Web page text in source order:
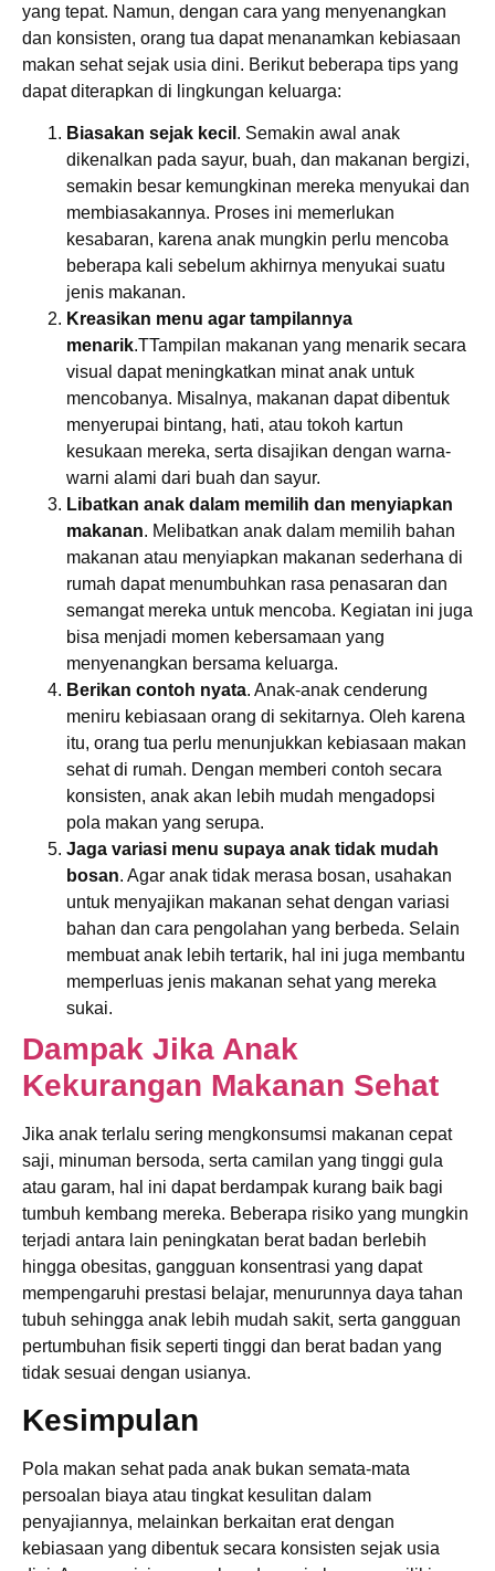
yang tepat. Namun, dengan cara yang menyenangkan
dan konsisten, orang tua dapat menanamkan kebiasaan
makan sehat sejak usia dini. Berikut beberapa tips yang
dapat diterapkan di lingkungan keluarga:
Biasakan sejak kecil . Semakin awal anak
dikenalkan pada sayur, buah, dan makanan bergizi,
semakin besar kemungkinan mereka menyukai dan
membiasakannya. Proses ini memerlukan
kesabaran, karena anak mungkin perlu mencoba
beberapa kali sebelum akhirnya menyukai suatu
jenis makanan.
Kreasikan menu agar tampilannya
menarik.TTampilan makanan yang menarik secara
visual dapat meningkatkan minat anak untuk
mencobanya. Misalnya, makanan dapat dibentuk
menyerupai bintang, hati, atau tokoh kartun
kesukaan mereka, serta disajikan dengan warna-
warni alami dari buah dan sayur.
Libatkan anak dalam memilih dan menyiapkan
makanan. Melibatkan anak dalam memilih bahan
makanan atau menyiapkan makanan sederhana di
rumah dapat menumbuhkan rasa penasaran dan
semangat mereka untuk mencoba. Kegiatan ini juga
bisa menjadi momen kebersamaan yang
menyenangkan bersama keluarga.
Berikan contoh nyata. Anak-anak cenderung
meniru kebiasaan orang di sekitarnya. Oleh karena
itu, orang tua perlu menunjukkan kebiasaan makan
sehat di rumah. Dengan memberi contoh secara
konsisten, anak akan lebih mudah mengadopsi
pola makan yang serupa.
Jaga variasi menu supaya anak tidak mudah
bosan. Agar anak tidak merasa bosan, usahakan
untuk menyajikan makanan sehat dengan variasi
bahan dan cara pengolahan yang berbeda. Selain
membuat anak lebih tertarik, hal ini juga membantu
memperluas jenis makanan sehat yang mereka
sukai.
Dampak Jika Anak
Kekurangan Makanan Sehat
Jika anak terlalu sering mengkonsumsi makanan cepat
saji, minuman bersoda, serta camilan yang tinggi gula
atau garam, hal ini dapat berdampak kurang baik bagi
tumbuh kembang mereka. Beberapa risiko yang mungkin
terjadi antara lain peningkatan berat badan berlebih
hingga obesitas, gangguan konsentrasi yang dapat
mempengaruhi prestasi belajar, menurunnya daya tahan
tubuh sehingga anak lebih mudah sakit, serta gangguan
pertumbuhan fisik seperti tinggi dan berat badan yang
tidak sesuai dengan usianya.
Kesimpulan
Pola makan sehat pada anak bukan semata-mata
persoalan biaya atau tingkat kesulitan dalam
penyajiannya, melainkan berkaitan erat dengan
kebiasaan yang dibentuk secara konsisten sejak usia